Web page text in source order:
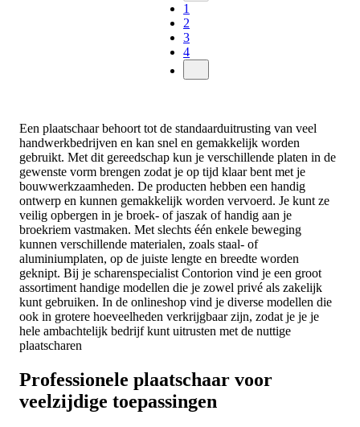
1
2
3
4
Een plaatschaar behoort tot de standaarduitrusting van veel
handwerkbedrijven en kan snel en gemakkelijk worden
gebruikt. Met dit gereedschap kun je verschillende platen in de
gewenste vorm brengen zodat je op tijd klaar bent met je
bouwwerkzaamheden. De producten hebben een handig
ontwerp en kunnen gemakkelijk worden vervoerd. Je kunt ze
veilig opbergen in je broek- of jaszak of handig aan je
broekriem vastmaken. Met slechts één enkele beweging
kunnen verschillende materialen, zoals staal- of
aluminiumplaten, op de juiste lengte en breedte worden
geknipt. Bij je scharenspecialist Contorion vind je een groot
assortiment handige modellen die je zowel privé als zakelijk
kunt gebruiken. In de onlineshop vind je diverse modellen die
ook in grotere hoeveelheden verkrijgbaar zijn, zodat je je je
hele ambachtelijk bedrijf kunt uitrusten met de nuttige
plaatscharen
Professionele plaatschaar voor
veelzijdige toepassingen